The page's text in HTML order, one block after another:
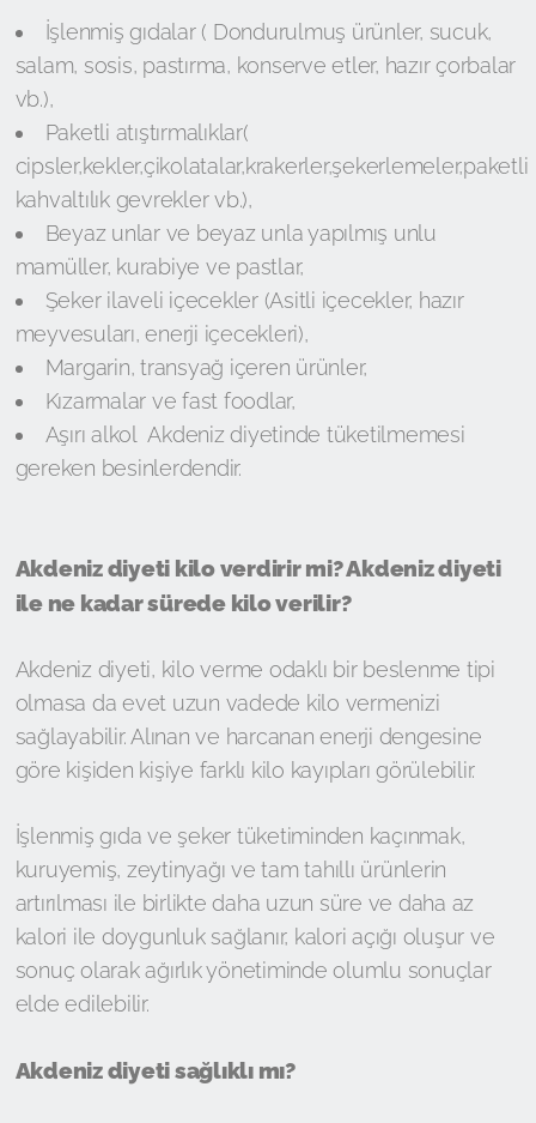
İşlenmiş gıdalar ( Dondurulmuş ürünler, sucuk,
salam, sosis, pastırma, konserve etler, hazır çorbalar
vb.),
Paketli atıştırmalıklar(
cipsler,kekler,çikolatalar,krakerler,şekerlemeler,paketli
kahvaltılık gevrekler vb.),
Beyaz unlar ve beyaz unla yapılmış unlu
mamüller, kurabiye ve pastlar,
Şeker ilaveli içecekler (Asitli içecekler, hazır
meyvesuları, enerji içecekleri),
Margarin, transyağ içeren ürünler,
Kızarmalar ve fast foodlar,
Aşırı alkol Akdeniz diyetinde tüketilmemesi
gereken besinlerdendir.
Akdeniz diyeti kilo verdirir mi? Akdeniz diyeti
ile ne kadar sürede kilo verilir?
Akdeniz diyeti, kilo verme odaklı bir beslenme tipi
olmasa da evet uzun vadede kilo vermenizi
sağlayabilir. Alınan ve harcanan enerji dengesine
göre kişiden kişiye farklı kilo kayıpları görülebilir.
İşlenmiş gıda ve şeker tüketiminden kaçınmak,
kuruyemiş, zeytinyağı ve tam tahıllı ürünlerin
artırılması ile birlikte daha uzun süre ve daha az
kalori ile doygunluk sağlanır, kalori açığı oluşur ve
sonuç olarak ağırlık yönetiminde olumlu sonuçlar
elde edilebilir.
Akdeniz diyeti sağlıklı mı?